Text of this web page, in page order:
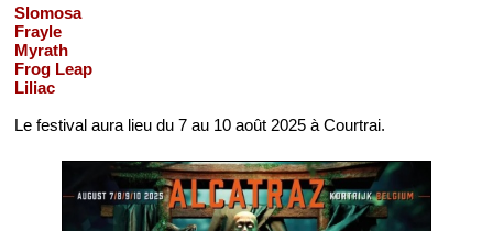
Slomosa
Frayle
Myrath
Frog Leap
Liliac
Le festival aura lieu du 7 au 10 août 2025 à Courtrai.